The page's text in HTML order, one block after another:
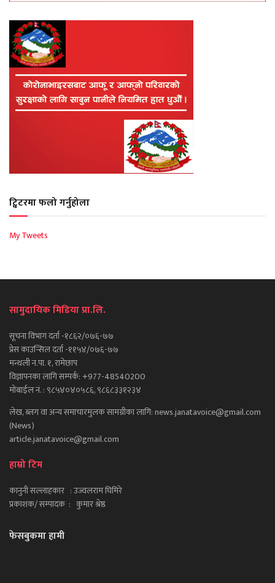
ट्विटरमा फलो गर्नुहोला
My Tweets
सामुदायिक मिडिया प्रा.लि.
सूचना विभाग दर्ता -१८६२/०७६-७७
प्रेस काउन्सिल दर्ता -११५४/०७६-७७
मन्थली न.पा. १, रामेछाप
विज्ञापनका लागि सम्पर्क: +977-48540200
मोबाईल नं. : ९८५४०४०५८६, ९८६८३३१२३४
लेख, ब्लग वा अन्य समाचारमुलक सामग्रीका लागि: news.janatavoice@gmail.com
(News)
article.janatavoice@gmail.com
हाम्रो टिम
कानुनी सल्लाहकार : उज्वलराम घिमिरे
प्रकाशक/ सम्पादक : कुमार श्रेष्ठ
फेसबुकमा हामी